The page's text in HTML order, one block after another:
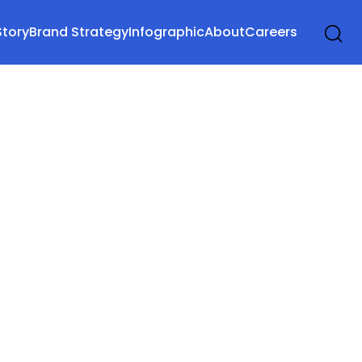
Brand StrategyInfographicAboutCareers